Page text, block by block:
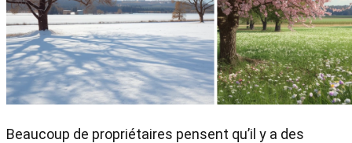
Beaucoup de propriétaires pensent qu’il y a des